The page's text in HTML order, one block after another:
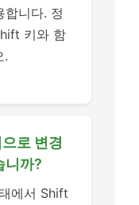
합니다. 정
키와 함
.
로 변경
니까?
에서 Shift